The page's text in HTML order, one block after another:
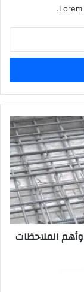
وأهم الملاحظات